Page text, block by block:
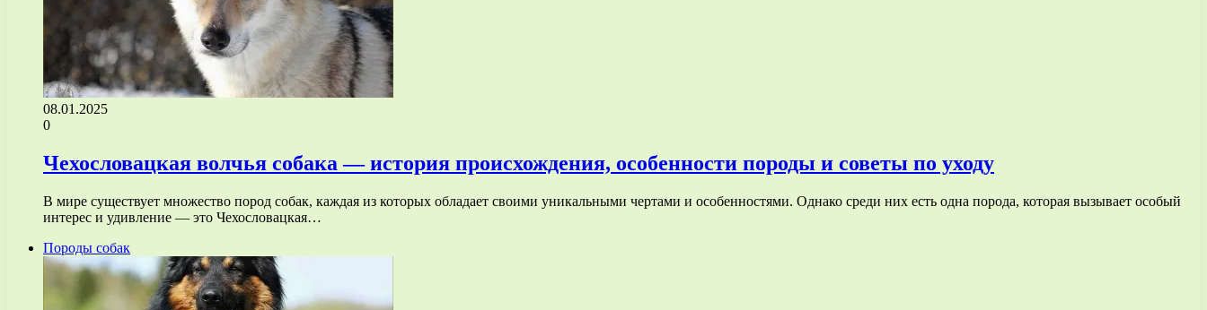
08.01.2025
0
Чехословацкая волчья собака — история происхождения, особенности породы и советы по уходу
В мире существует множество пород собак, каждая из которых обладает своими уникальными чертами и особенностями. Однако среди них есть одна порода, которая вызывает особый
интерес и удивление — это Чехословацкая…
Породы собак